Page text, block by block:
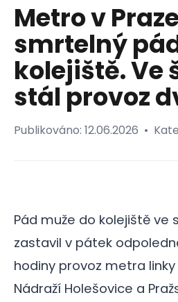
Metro v
smrtelný
kolejiště. Ve
stál provoz
Publikováno: 12.06.2026 •
Pád muže do kolejiště ve
zastavil v pátek
hodiny provoz metra
Nádraží Holešovice a